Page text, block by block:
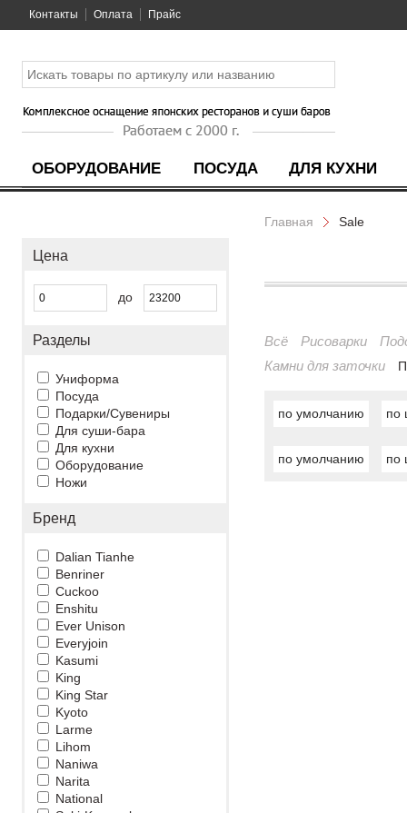
Контакты Оплата Прайс
ОБОРУДОВАНИЕ ПОСУДА ДЛЯ КУХНИ
Цена
до
Разделы
Униформа
Посуда
Подарки/Сувениры
Для суши-бара
Для кухни
Оборудование
Ножи
Бренд
Dalian Tianhe
Benriner
Cuckoo
Enshitu
Ever Unison
Everyjoin
Kasumi
King
King Star
Kyoto
Larme
Lihom
Naniwa
Narita
National
Главная Sale
Всё Рисоварки
Камни для заточки
по умолчанию по
по умолчанию по